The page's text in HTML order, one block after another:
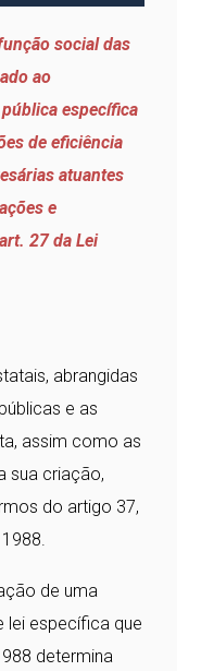
social das
ao
específica
de eficiência
atuantes
e
27 da Lei
abrangidas
e as
assim como as
sua criação,
do artigo 37,
de uma
lei específica que
determina